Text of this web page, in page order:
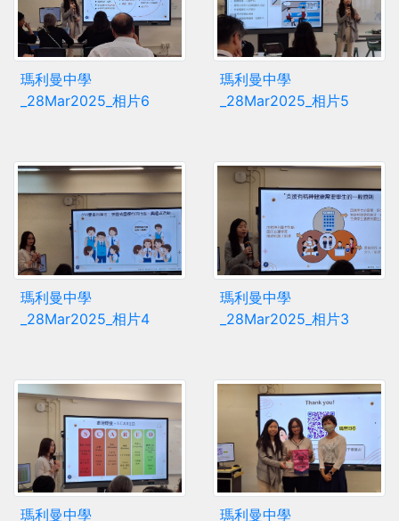
瑪利曼中學
_28Mar2025_相片6
瑪利曼中學
_28Mar2025_相片5
瑪利曼中學
_28Mar2025_相片4
瑪利曼中學
_28Mar2025_相片3
瑪利曼中學
瑪利曼中學